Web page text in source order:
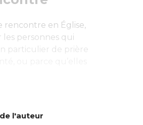
rencontre en Église,
personnes qui
particulier de prière
l'auteur